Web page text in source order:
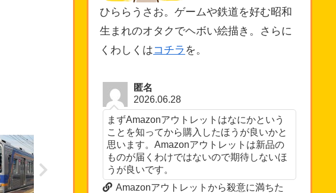
ひららうさお。ゲームや鉄道を好む昭和
生まれのオタクでヘボい絵描き。さらに
くわしくはコチラ を。
匿名
2026.06.28
まずAmazonアウトレットはなにかという
ことを知ってから購入したほうが良いかと
思います。Amazonアウトレットは新品の
ものが届くわけではないので期待しないほ
うが良いです。
Amazonアウトレットから殺意に満ちた